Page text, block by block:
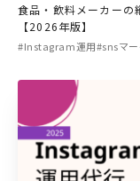
食品・飲料メーカーの
【2026年版】
#Instagram運用#snsマ